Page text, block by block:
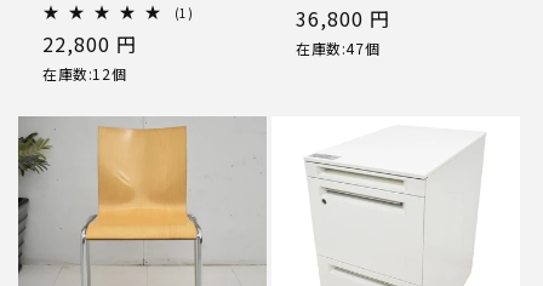
(1)
の
通
常
格
22,800 円
在庫数:12個
通
常
36,800 円
在庫数:47個